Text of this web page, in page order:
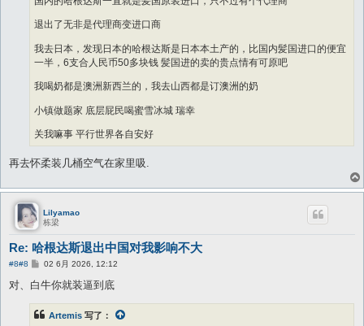
退出了无非是代理商变进口商
我去日本，发现日本的哈根达斯是日本本土产的，比国内髪国进口的便宜
一半，6支合人民币50多块钱 髪国进的卖的贵点情有可原吧
我喝奶都是澳洲新西兰的，我去山西都是订澳洲的奶
小镇做题家 底层屁民喝蜜雪冰城 瑞幸
关我嘛事 平行世界各自安好
再去怀柔装几桶空气在家里吸.
Lilyamao
栋梁
Re: 哈根达斯退出中国对我影响不大
#8#8
帖
02 6月 2026, 12:12
对、白牛你就装逼到底
Artemis 写了：